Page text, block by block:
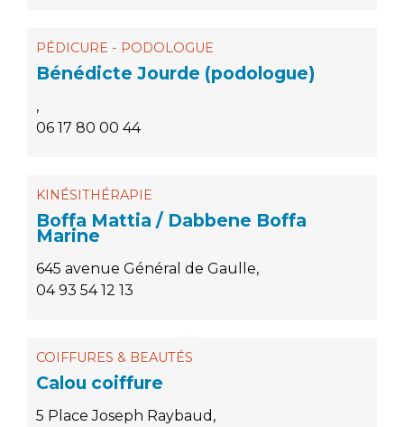
PÉDICURE - PODOLOGUE
Bénédicte Jourde (podologue)
,
06 17 80 00 44
KINÉSITHÉRAPIE
Boffa Mattia / Dabbene Boffa
Marine
645 avenue Général de Gaulle,
04 93 54 12 13
COIFFURES & BEAUTÉS
Calou coiffure
5 Place Joseph Raybaud,